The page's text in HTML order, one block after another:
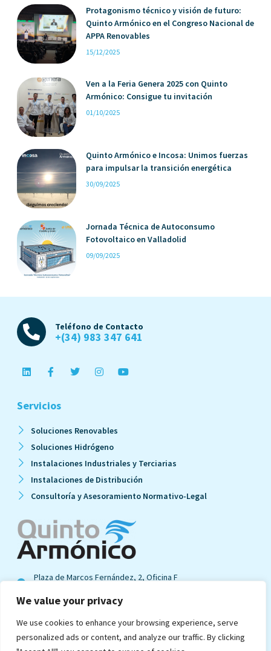
We value your privacy
We use cookies to enhance your browsing experience, serve
personalized ads or content, and analyze our traffic. By clicking
Protagonismo técnico y visión de futuro:
Quinto Armónico en el Congreso Nacional de
APPA Renovables
15/12/2025
Ven a la Feria Genera 2025 con Quinto
Armónico: Consigue tu invitación
01/10/2025
Quinto Armónico e Incosa: Unimos fuerzas
para impulsar la transición energética
30/09/2025
Jornada Técnica de Autoconsumo
Fotovoltaico en Valladolid
09/09/2025
Teléfono de Contacto
+(34) 983 347 641
Servicios
Soluciones Renovables
Soluciones Hidrógeno
Instalaciones Industriales y Terciarias
Instalaciones de Distribución
Consultoría y Asesoramiento Normativo-Legal
Plaza de Marcos Fernández, 2, Oficina F
info@quintoarmonico.es
Ver en mapa